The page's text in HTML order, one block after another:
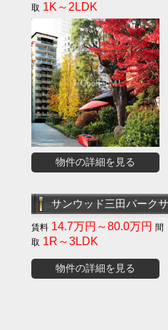
1K～2LDK
物件の詳細を見る
サンウッド三田パーク
14.7万円～80.0万円
1R～3LDK
物件の詳細を見る